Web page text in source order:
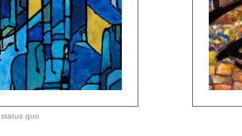
status quo